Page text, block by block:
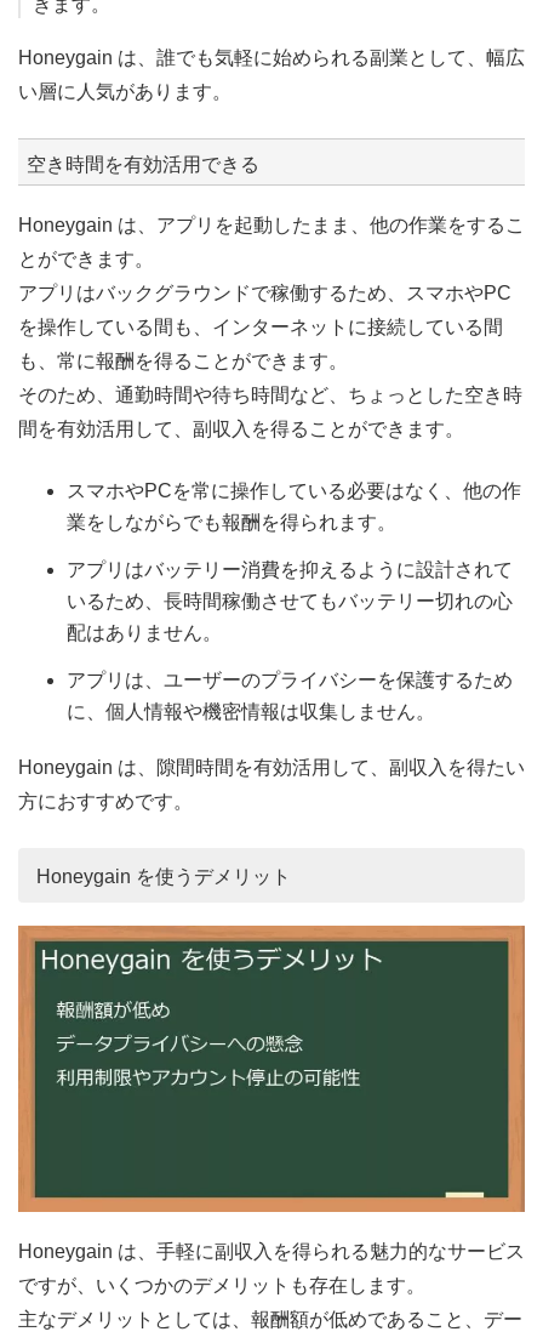
きます。
Honeygain は、誰でも気軽に始められる副業として、幅広
い層に人気があります。
空き時間を有効活用できる
Honeygain は、アプリを起動したまま、他の作業をするこ
とができます。
アプリはバックグラウンドで稼働するため、スマホやPC
を操作している間も、インターネットに接続している間
も、常に報酬を得ることができます。
そのため、通勤時間や待ち時間など、ちょっとした空き時
間を有効活用して、副収入を得ることができます。
スマホやPCを常に操作している必要はなく、他の作
業をしながらでも報酬を得られます。
アプリはバッテリー消費を抑えるように設計されて
いるため、長時間稼働させてもバッテリー切れの心
配はありません。
アプリは、ユーザーのプライバシーを保護するため
に、個人情報や機密情報は収集しません。
Honeygain は、隙間時間を有効活用して、副収入を得たい
方におすすめです。
Honeygain を使うデメリット
Honeygain は、手軽に副収入を得られる魅力的なサービス
ですが、いくつかのデメリットも存在します。
主なデメリットとしては、報酬額が低めであること、デー